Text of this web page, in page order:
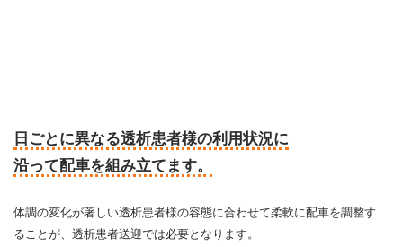
日ごとに異なる透析患者様の利用状況に
沿って配車を組み立てます。
体調の変化が著しい透析患者様の容態に合わせて柔軟に配車を調整す
ることが、透析患者送迎では必要となります。